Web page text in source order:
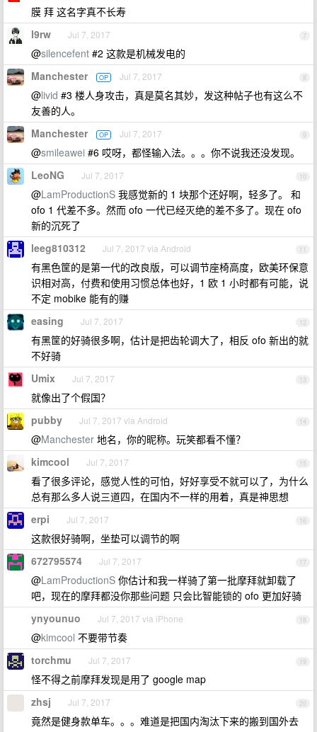
膜 拜 这名字真不长寿
7
l9rw Jul 7, 2017
@silencefent #2 这款是机械发电的
8
Manchester OP Jul 7, 2017
@livid #3 楼人身攻击，真是莫名其妙，发这种帖子也有这么不
友善的人。
9
Manchester OP Jul 7, 2017
@smileawei #6 哎呀，都怪输入法。。。你不说我还没发现。
10
LeoNG Jul 7, 2017
@LamProductionS 我感觉新的 1 块那个还好啊，轻多了。 和
ofo 1 代差不多。然而 ofo 一代已经灭绝的差不多了。现在 ofo
新的沉死了
11
leeg810312 Jul 7, 2017 via Android
有黑色筐的是第一代的改良版，可以调节座椅高度，欧美环保意
识相对高，付费和使用习惯总体也好，1 欧 1 小时都有可能，说
不定 mobike 能有的赚
12
easing Jul 7, 2017
有黑筐的好骑很多啊，估计是把齿轮调大了，相反 ofo 新出的就
不好骑
13
Umix Jul 7, 2017
就像出了个假国？
14
pubby Jul 7, 2017 via Android
@Manchester 地名，你的昵称。玩笑都看不懂？
15
kimcool Jul 7, 2017
看了很多评论，感觉人性的可怕，好好享受不就可以了，为什么
总有那么多人说三道四，在国内不一样的用着，真是神思想
16
erpi Jul 7, 2017
这款很好骑啊，坐垫可以调节的啊
17
672795574 Jul 7, 2017
@LamProductionS 你估计和我一样骑了第一批摩拜就卸载了
吧，现在的摩拜都没你那些问题 只会比智能锁的 ofo 更加好骑
18
ynyounuo Jul 7, 2017 via iPhone
@kimcool 不要带节奏
19
torchmu Jul 7, 2017
怪不得之前摩拜发现是用了 google map
20
zhsj Jul 7, 2017
竟然是健身款单车。。。难道是把国内淘汰下来的搬到国外去